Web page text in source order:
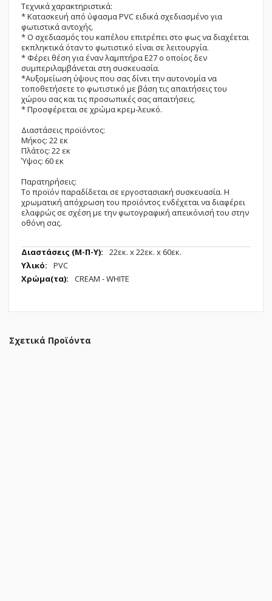
Τεχνικά χαρακτηριστικά:
* Κατασκευή από ύφασμα PVC ειδικά σχεδιασμένο για
φωτιστικά αντοχής.
* Ο σχεδιασμός του καπέλου επιτρέπει στο φως να διαχέεται
εκπληκτικά όταν το φωτιστικό είναι σε λειτουργία.
* Φέρει θέση για έναν λαμπτήρα Ε27 ο οποίος δεν
συμπεριλαμβάνεται στη συσκευασία.
*Αυξομείωση ύψους που σας δίνει την αυτονομία να
τοποθετήσετε το φωτιστικό με βάση τις απαιτήσεις του
χώρου σας και τις προσωπικές σας απαιτήσεις.
* Προσφέρεται σε χρώμα κρεμ-λευκό.
Διαστάσεις προϊόντος:
Μήκος: 22 εκ
Πλάτος: 22 εκ
Ύψος: 60 εκ
Παρατηρήσεις:
Το προϊόν παραδίδεται σε εργοστασιακή συσκευασία. Η
χρωματική απόχρωση του προϊόντος ενδέχεται να διαφέρει
ελαφρώς σε σχέση με την φωτογραφική απεικόνισή του στην
οθόνη σας.
Περισσότερες
Πληροφορίες
22εк. x 22εк. x 60εк.
PVC
CREAM - WHITE
Σχετικά Προϊόντα